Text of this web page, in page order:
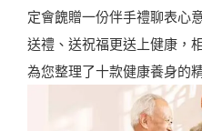
定會餽贈一份伴手禮聊表心
送禮、送祝福更送上健康，
為您整理了十款健康養身的